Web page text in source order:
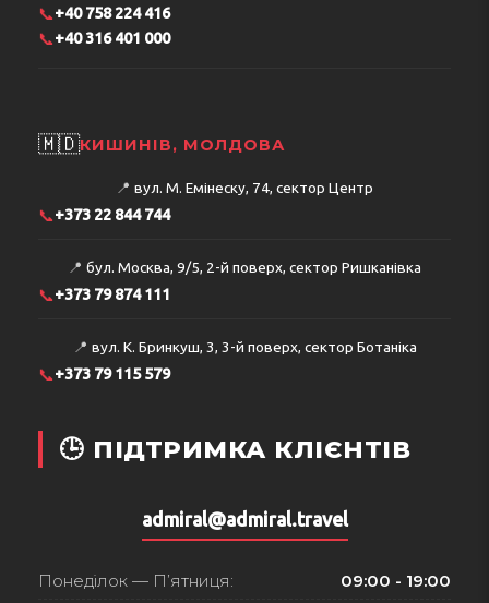
📞+40 758 224 416
📞+40 316 401 000
🇲🇩КИШИНІВ, МОЛДОВА
📍 вул. М. Емінеску, 74, сектор Центр
📞+373 22 844 744
📍 бул. Москва, 9/5, 2-й поверх, сектор Ришканівка
📞+373 79 874 111
📍 вул. К. Бринкуш, 3, 3-й поверх, сектор Ботаніка
📞+373 79 115 579
🕒 ПІДТРИМКА КЛІЄНТІВ
admiral@admiral.travel
Понеділок — П’ятниця: 09:00 - 19:00